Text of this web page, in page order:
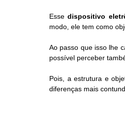
Esse dispositivo
modo, ele tem como
Ao passo que isso lhe
possível perceber
Pois, a estrutura e
diferenças mais